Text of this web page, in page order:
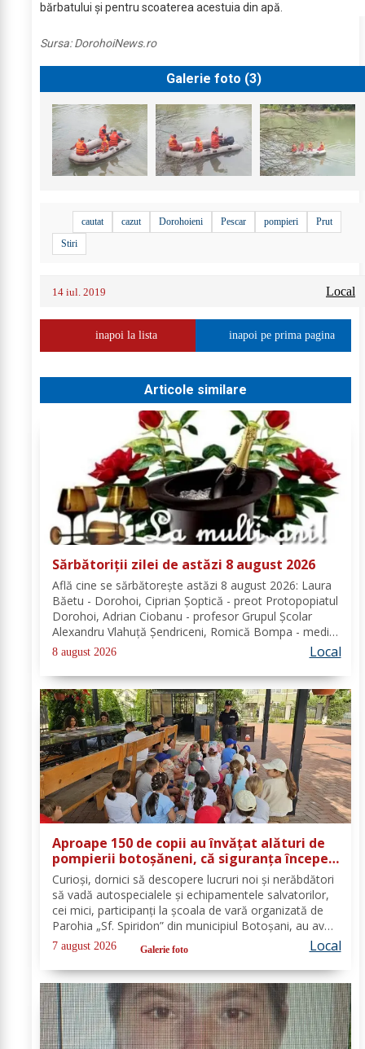
bărbatului și pentru scoaterea acestuia din apă.
Sursa:DorohoiNews.ro
Galerie foto (3)
cautat cazut Dorohoieni Pescar pompieri
Prut
Stiri
14 iul. 2019 Local
inapoi la lista inapoi pe prima pagina
Articole similare
Sărbătoriții zilei de astăzi 8 august 2026
Află cine se sărbătoreşte astăzi 8 august 2026: Laura
Băetu - Dorohoi, Ciprian Șoptică - preot Protopopiatul
Dorohoi, Adrian Ciobanu - profesor Grupul Școlar
Alexandru Vlahuță Șendriceni, Romică Bompa - medic
de familie comuna Vârfu Câmpului. Redacția Dorohoi
News urează tuturor La mulți ani!...
8 august 2026 Local
Aproape 150 de copii au învățat alături de
pompierii botoșăneni, că siguranța începe
cu un gest simplu
Curioși, dornici să descopere lucruri noi și nerăbdători
să vadă autospecialele și echipamentele salvatorilor,
cei mici, participanți la școala de vară organizată de
Parohia „Sf. Spiridon” din municipiul Botoșani, au avut
parte de o întâlnire interactivă despre prevenirea
situațiilor de urgență și...
7 august 2026 Galerie foto Local